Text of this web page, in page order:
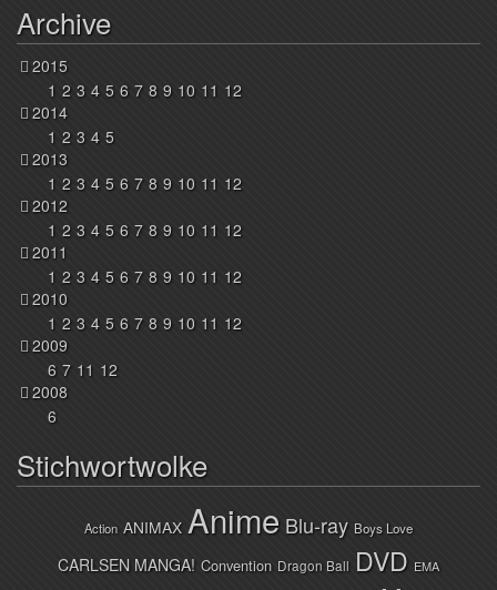
Archive
2015
1 2 3 4 5 6 7 8 9 10 11 12
2014
1 2 3 4 5
2013
1 2 3 4 5 6 7 8 9 10 11 12
2012
1 2 3 4 5 6 7 8 9 10 11 12
2011
1 2 3 4 5 6 7 8 9 10 11 12
2010
1 2 3 4 5 6 7 8 9 10 11 12
2009
6 7 11 12
2008
6
Stichwortwolke
Action ANIMAX Anime Blu-ray Boys Love
CARLSEN MANGA! Convention Dragon Ball DVD EMA